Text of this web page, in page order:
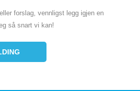
forslag, vennligst legg igjen en
så snart vi kan!